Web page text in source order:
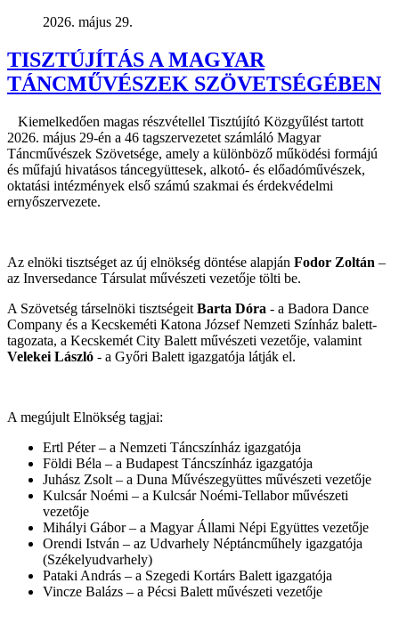
2026. május 29.
TISZTÚJÍTÁS A MAGYAR
TÁNCMŰVÉSZEK SZÖVETSÉGÉBEN
Kiemelkedően magas részvétellel Tisztújító Közgyűlést tartott
2026. május 29-én a 46 tagszervezetet számláló Magyar
Táncművészek Szövetsége, amely a különböző működési formájú
és műfajú hivatásos táncegyüttesek, alkotó- és előadóművészek,
oktatási intézmények első számú szakmai és érdekvédelmi
ernyőszervezete.
Az elnöki tisztséget az új elnökség döntése alapján Fodor Zoltán –
az Inversedance Társulat művészeti vezetője tölti be.
A Szövetség társelnöki tisztségeit Barta Dóra - a Badora Dance
Company és a Kecskeméti Katona József Nemzeti Színház balett-
tagozata, a Kecskemét City Balett művészeti vezetője, valamint
Velekei László - a Győri Balett igazgatója látják el.
A megújult Elnökség tagjai:
Ertl Péter – a Nemzeti Táncszínház igazgatója
Földi Béla – a Budapest Táncszínház igazgatója
Juhász Zsolt – a Duna Művészegyüttes művészeti vezetője
Kulcsár Noémi – a Kulcsár Noémi-Tellabor művészeti
vezetője
Mihályi Gábor – a Magyar Állami Népi Együttes vezetője
Orendi István – az Udvarhely Néptáncműhely igazgatója
(Székelyudvarhely)
Pataki András – a Szegedi Kortárs Balett igazgatója
Vincze Balázs – a Pécsi Balett művészeti vezetője